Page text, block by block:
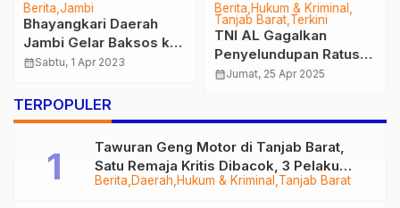
Berita Jambi
Bhayangkari Daerah
Jambi Gelar Baksos ke
Panti Sosial Bina Anak
calendar_monthSabtu, 1 Apr 2023
Berita Hukum & Kriminal
Tanjab Barat Terkini
TNI AL Gagalkan
Penyelundupan Ratusan
Ribu Benih Lobster
Pelaku Diamankan
calendar_monthJumat, 25 Apr 2025
TERPOPULER
Berita Daerah Hukum & Kriminal Tanjab Barat
Tawuran Geng Motor di Tanjab Barat,
Satu Remaja Kritis Dibacok, 3 Pelaku
Ditangkap